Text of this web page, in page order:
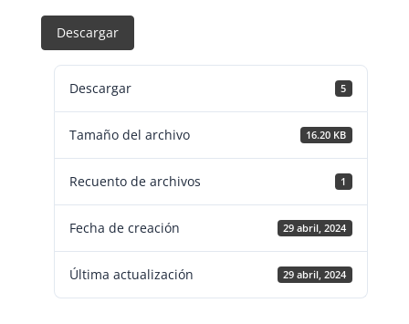
Descargar
Descargar 5
Tamaño del archivo 16.20 KB
Recuento de archivos 1
Fecha de creación 29 abril, 2024
Última actualización 29 abril, 2024